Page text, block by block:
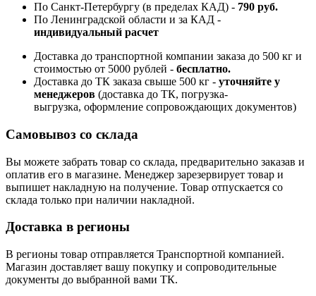
По Санкт-Петербургу (в пределах КАД) - 790 руб.
По Ленинградской области и за КАД -
индивидуальный расчет
Доставка до транспортной компании заказа до 500 кг и
стоимостью от 5000 рублей - бесплатно.
Доставка до ТК заказа свыше 500 кг - уточняйте у
менеджеров (доставка до ТК, погрузка-
выгрузка, оформление сопровождающих документов)
Самовывоз со склада
Вы можете забрать товар со склада, предварительно заказав и
оплатив его в магазине. Менеджер зарезервирует товар и
выпишет накладную на получение. Товар отпускается со
склада только при наличии накладной.
Доставка в регионы
В регионы товар отправляется Транспортной компанией.
Магазин доставляет вашу покупку и сопроводительные
документы до выбранной вами ТК.